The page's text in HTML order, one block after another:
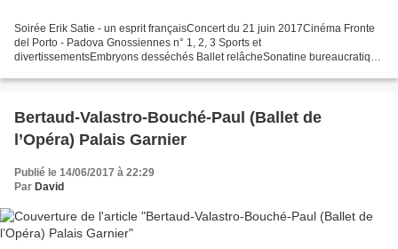
Soirée Erik Satie - un esprit françaisConcert du 21 juin 2017Cinéma Fronte
del Porto - Padova Gnossiennes n° 1, 2, 3 Sports et
divertissementsEmbryons desséchés Ballet relâcheSonatine bureaucratique
Bertaud-Valastro-Bouché-Paul (Ballet de
l’Opéra) Palais Garnier
Publié le 14/06/2017 à 22:29
Par David